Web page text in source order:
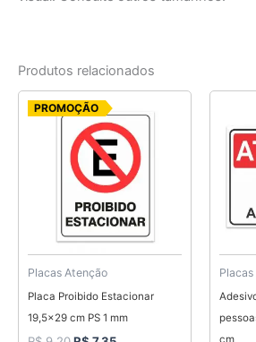
Produtos relacionados
PROMOÇÃO
Placas Atenção
Placa Proibido Estacionar
19,5×29 cm PS 1 mm
O
preço
original
era:
R$ 9,20.
preço
atual
é:
R$ 7,35.
cm